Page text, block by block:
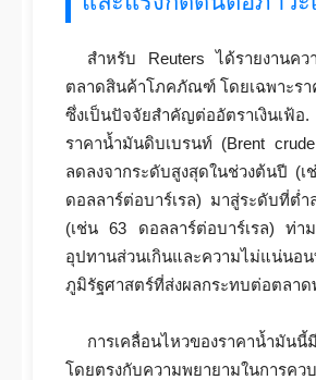
สำหรับ Reuters ได้รายงานคว
ตลาดสินค้าโภคภัณฑ์ โดยเฉพาะร
ซึ่งเป็นปัจจัยสำคัญต่ออัตราเงินเฟ้อ
ราคาน้ำมันดิบเบรนท์ (Brent
ลดลงจากระดับสูงสุดในช่วงต้นปี (เ
ดอลลาร์ต่อบาร์เรล) มาสู่ระดับที่ต่ำ
(เช่น 63 ดอลลาร์ต่อบาร์เรล) ท่า
อุปทานส่วนเกินและความไม่แน่นอน
ภูมิรัฐศาสตร์ที่ส่งผลกระทบต่อตลาด
การเคลื่อนไหวของราคาน้ำมันนี้
โดยตรงกับความพยายามในการคว